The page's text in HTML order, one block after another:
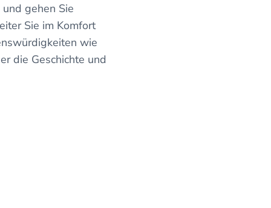
gehen Sie
Sie im Komfort
wie
die Geschichte und